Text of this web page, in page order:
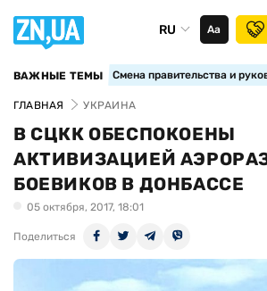
RU Аа
ВАЖНЫЕ ТЕМЫ Смена правительства и
ГЛАВНАЯ УКРАИНА
В СЦКК ОБЕСПОКОЕНЫ
АКТИВИЗАЦИЕЙ
БОЕВИКОВ В ДОНБАССЕ
05 октября, 2017, 18:01
Поделиться